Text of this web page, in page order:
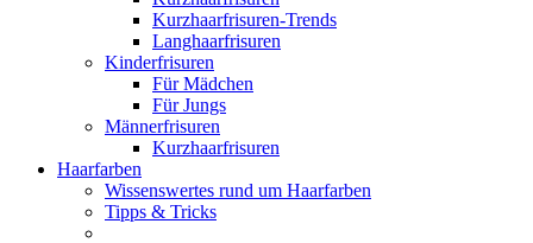
Kurzhaarfrisuren-Trends
Langhaarfrisuren
Kinderfrisuren
Für Mädchen
Für Jungs
Männerfrisuren
Kurzhaarfrisuren
Haarfarben
Wissenswertes rund um Haarfarben
Tipps & Tricks